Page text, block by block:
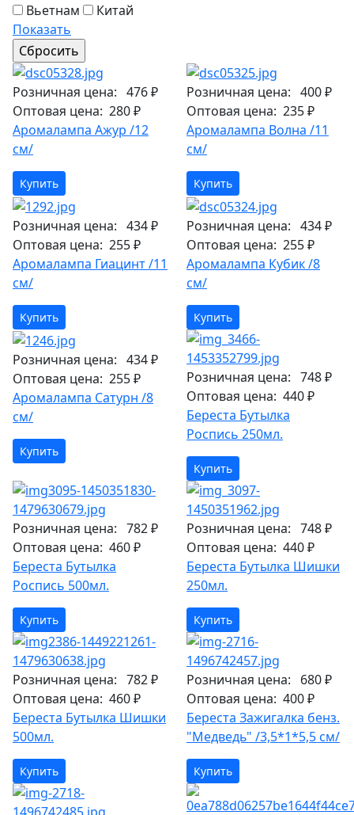
Вьетнам
Китай
Показать
Розничная цена: 476 ₽
Оптовая цена: 280 ₽
Аромалампа Ажур /12
см/
Купить
Розничная цена: 400 ₽
Оптовая цена: 235 ₽
Аромалампа Волна /11
см/
Купить
Розничная цена: 434 ₽
Оптовая цена: 255 ₽
Аромалампа Гиацинт /11
см/
Купить
Розничная цена: 434 ₽
Оптовая цена: 255 ₽
Аромалампа Кубик /8
см/
Купить
Розничная цена: 434 ₽
Оптовая цена: 255 ₽
Аромалампа Сатурн /8
см/
Купить
Розничная цена: 748 ₽
Оптовая цена: 440 ₽
Береста Бутылка
Роспись 250мл.
Купить
Розничная цена: 782 ₽
Оптовая цена: 460 ₽
Береста Бутылка
Роспись 500мл.
Купить
Розничная цена: 748 ₽
Оптовая цена: 440 ₽
Береста Бутылка Шишки
250мл.
Купить
Розничная цена: 782 ₽
Оптовая цена: 460 ₽
Береста Бутылка Шишки
500мл.
Купить
Розничная цена:
680 ₽
Оптовая цена: 400 ₽
Береста Зажигалка бенз.
"Медведь" /3,5*1*5,5 см/
Купить